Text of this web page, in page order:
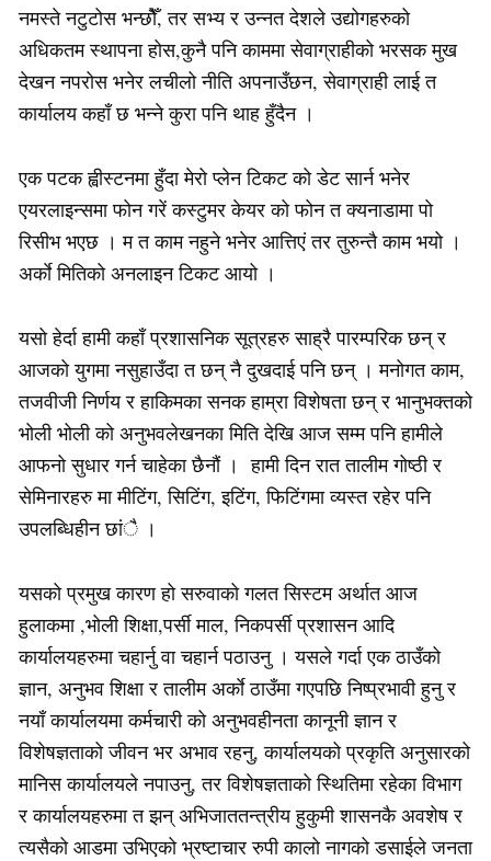
नमस्ते नटुटोस भन्छौेँ, तर सभ्य र उन्नत देशले उद्योगहरुको
अधिकतम स्थापना होस,कुनै पनि काममा सेवाग्राहीको भरसक मुख
देखन नपरोस भनेर लचीलो नीति अपनाउँछन, सेवाग्राही लाई त
कार्यालय कहाँ छ भन्ने कुरा पनि थाह हुँदैन ।
एक पटक ह्वीस्टनमा हुँदा मेरो प्लेन टिकट को डेट सार्न भनेर
एयरलाइन्समा फोन गरें कस्टुमर केयर को फोन त क्यनाडामा पो
रिसीभ भएछ । म त काम नहुने भनेर आत्तिएं तर तुरुन्तै काम भयो ।
अर्काे मितिको अनलाइन टिकट आयो ।
यसो हेर्दा हामी कहाँ प्रशासनिक सूत्रहरु साह्रै पारम्परिक छन् र
आजको युगमा नसुहाउँदा त छन् नै दुखदाई पनि छन् । मनोगत काम,
तजवीजी निर्णय र हाकिमका सनक हाम्रा विशेषता छन् र भानुभक्तको
भोली भोली को अनुभवलेखनका मिति देखि आज सम्म पनि हामीले
आफनो सुधार गर्न चाहेका छैनौं । हामी दिन रात तालीम गोष्ठी र
सेमिनारहरु मा मीटिंग, सिटिंग, इटिंग, फिटिंगमा व्यस्त रहेर पनि
उपलब्धिहीन छांै ।
यसको प्रमुख कारण हो सरुवाको गलत सिस्टम अर्थात आज
हुलाकमा ,भोली शिक्षा,पर्सी माल, निकपर्सी प्रशासन आदि
कार्यालयहरुमा चहार्नु वा चहार्न पठाउनु । यसले गर्दा एक ठाउँको
ज्ञान, अनुभव शिक्षा र तालीम अर्काे ठाउँमा गएपछि निष्प्रभावी हुनु र
नयाँ कार्यालयमा कर्मचारी को अनुभवहीनता कानूनी ज्ञान र
विशेषज्ञताको जीवन भर अभाव रहनु, कार्यालयको प्रकृति अनुसारको
मानिस कार्यालयले नपाउनु, तर विशेषज्ञताको स्थितिमा रहेका विभाग
र कार्यालयहरुमा त झन् अभिजाततन्त्रीय हुकुमी शासनकै अवशेष र
त्यसैको आडमा उभिएको भ्रष्टाचार रुपी कालो नागको डसाईले जनता